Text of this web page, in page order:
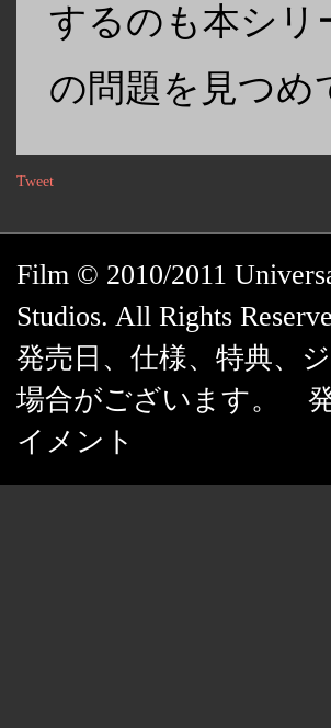
するのも本シリ
の問題を見つめ
Tweet
Film © 2010/2011
Studios. All Rights
発売日、仕様、特典、
場合がございます。
イメント